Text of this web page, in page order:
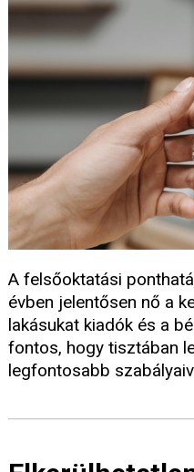
A felsőoktatási
évben jelentősen nő a
lakásukat kiadók és a
fontos, hogy tisztában
legfontosabb